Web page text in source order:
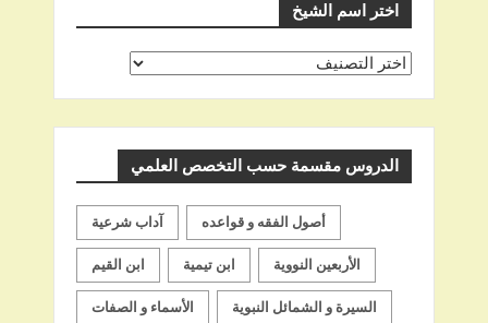
اختر اسم الشيخ
اختر
الدروس مقسمة حسب التخصص العلمي
آداب شرعية أصول الفقه و قواعده
ابن القيم ابن تيمية الأربعين النووية
الأسماء و الصفات السيرة و الشمائل النبوية